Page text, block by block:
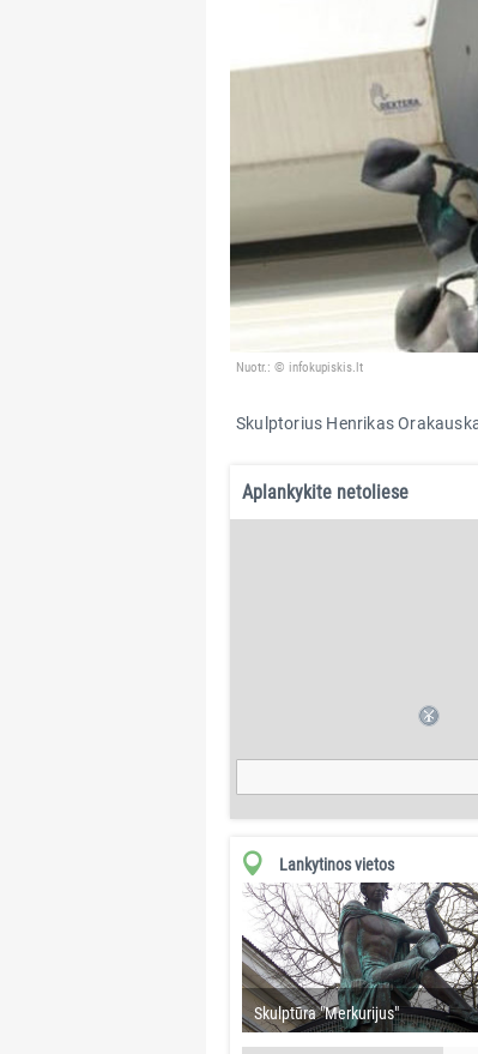
Nuotr.: © infokupiskis.lt
Skulptorius Henrikas
Aplankykite netoliese
Lankytinos vietos
Skulptūra "Merkurijus"